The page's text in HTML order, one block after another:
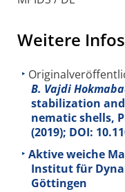
Weitere Infos
B. Vajdi
stabilization
nematic shells,
(2019); DOI:
Aktive weiche
Institut für
Göttingen